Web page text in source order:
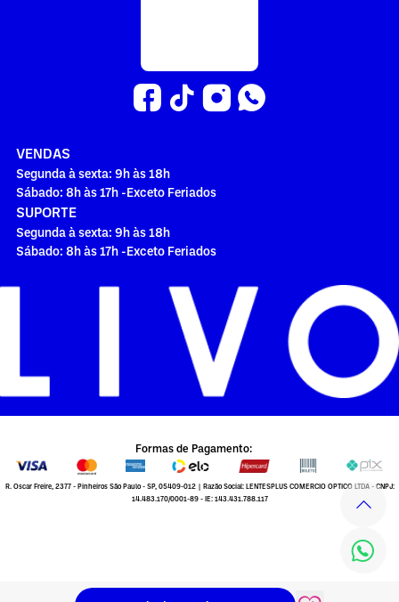
VENDAS
Segunda à sexta: 9h às 18h
Sábado: 8h às 17h -Exceto Feriados
SUPORTE
Segunda à sexta: 9h às 18h
Sábado: 8h às 17h -Exceto Feriados
Formas de Pagamento:
R. Oscar Freire, 2377 - Pinheiros São Paulo - SP, 05409-012 | Razão Social: LENTESPLUS COMERCIO OPTICO LTDA - CNPJ:
14.483.170/0001-89 - IE: 143.431.788.117